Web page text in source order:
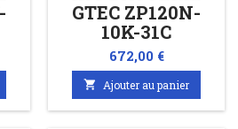
GTEC ZP120N-
10K-31C
Prix
672,00 €
 Ajouter au panier